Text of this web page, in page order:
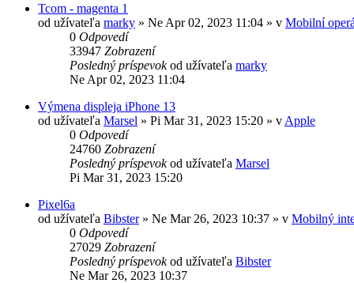
Tcom - magenta 1
od užívateľa marky » Ne Apr 02, 2023 11:04 » v Mobilní
0 Odpovedí
33947 Zobrazení
Posledný príspevokod užívateľa marky
Ne Apr 02, 2023 11:04
Výmena displeja iPhone 13
od užívateľa Marsel » Pi Mar 31, 2023 15:20 » v Apple
0 Odpovedí
24760 Zobrazení
Posledný príspevokod užívateľa Marsel
Pi Mar 31, 2023 15:20
Pixel6a
od užívateľa Bibster» Ne Mar 26, 2023 10:37 » v Mobilný
0 Odpovedí
27029 Zobrazení
Posledný príspevokod užívateľa Bibster
Ne Mar 26, 2023 10:37